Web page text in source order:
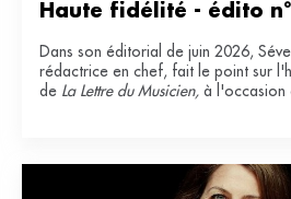
Haute fidélité - édito
Dans son éditorial de juin 2026,
rédactrice en chef, fait le point sur
de La Lettre du Musicien, à l'occasion